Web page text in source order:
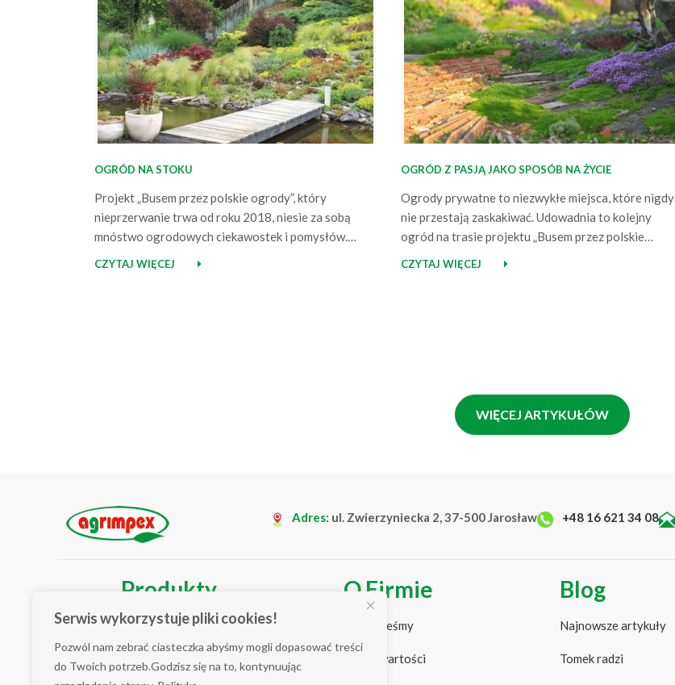
Serwis wykorzystuje pliki cookies!
Pozwól nam zebrać ciasteczka abyśmy mogli dopasować treści
do Twoich potrzeb.Godzisz się na to, kontynuując
OGRÓD NA STOKU
Projekt „Busem przez polskie ogrody”, który
nieprzerwanie trwa od roku 2018, niesie za sobą
mnóstwo ogrodowych ciekawostek i pomysłów.
osób. W ramach projektu udaje się docierać do
CZYTAJ WIĘCEJ
OGRÓD Z PASJĄ JAKO SPOSÓB NA ŻYCIE
Ogrody prywatne to niezwykłe miejsca, które nigdy
nie przestają zaskakiwać. Udowadnia to kolejny
ogród na trasie projektu „Busem przez polskie
niezwykłe miejsca, ogrody z pasją, które stały się
CZYTAJ WIĘCEJ
WIĘCEJ ARTYKUŁÓW
Adres: ul. Zwierzyniecka 2, 37-500 Jarosław +48 16 621 34 08
Produkty
Seria Hobby
O Firmie
Kim jesteśmy
Nasze wartości
Blog
Najnowsze artykuły
Tomek radzi